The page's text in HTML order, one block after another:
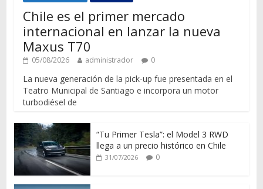
Chile es el primer mercado
internacional en lanzar la nueva
Maxus T70
05/08/2026 administrador 0
La nueva generación de la pick-up fue presentada en el
Teatro Municipal de Santiago e incorpora un motor
turbodiésel de
“Tu Primer Tesla”: el Model 3 RWD
llega a un precio histórico en Chile
31/07/2026 0